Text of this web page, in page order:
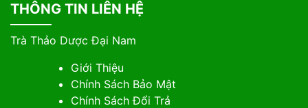
THÔNG TIN LIÊN HỆ
Trà Thảo Dược Đại Nam
Giới Thiệu
Chính Sách Bảo Mật
Chính Sách Đổi Trả